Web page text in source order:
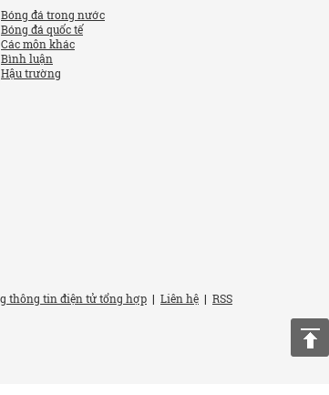
Bóng đá trong nước
Bóng đá quốc tế
Các môn khác
Bình luận
Hậu trường
thông tin điện tử tổng hợp | Liên hệ | RSS